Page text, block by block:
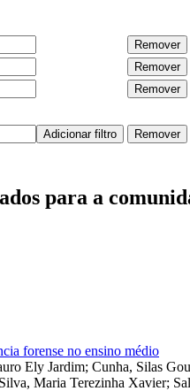
para a
forense no ensino médio
Ely Jardim; Cunha, Silas
Silva, Maria Terezinha Xavier;